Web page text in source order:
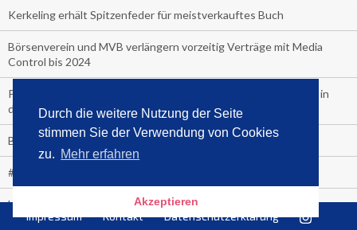
Durch die weitere Nutzung der Seite
stimmen Sie der Verwendung von Cookies
zu. Mehr erfahren
Akzeptieren
Kerkeling erhält Spitzenfeder für meistverkauftes Buch
Börsenverein und MVB verlängern vorzeitig Verträge mit Media
Control bis 2024
PocketBook, Ceebo und Umbreit bringen Hörbuch-Downloads in
die Cloud
Bella Bella
#1-Bestseller: "Das ist Alpha!" von Kollegah
Hammer! "Fear: Trump in the White House" (auf Englisch) von
Watergate-Urgestein
Impressum Kontakt Datenschutzerklärung